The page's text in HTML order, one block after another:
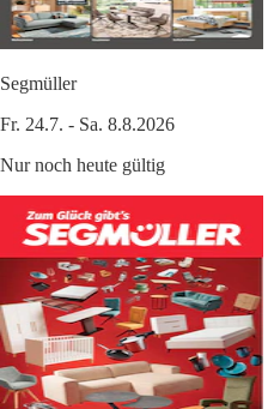
Segmüller
Fr. 24.7. - Sa. 8.8.2026
Nur noch heute gültig